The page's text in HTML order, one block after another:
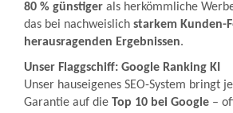
80 % günstiger als herkömmliche
das bei nachweislich starkem Kunden-
herausragenden Ergebnissen.
Unser Flaggschiff: Google Ranking KI
Unser hauseigenes SEO-System bringt
Garantie auf die Top 10 bei Google –